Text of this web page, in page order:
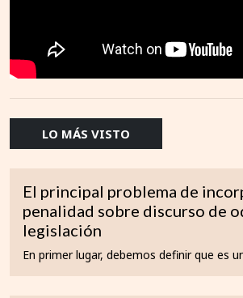
LO MÁS VISTO
El principal problema de
penalidad sobre discurso de
legislación
En primer lugar, debemos definir que es